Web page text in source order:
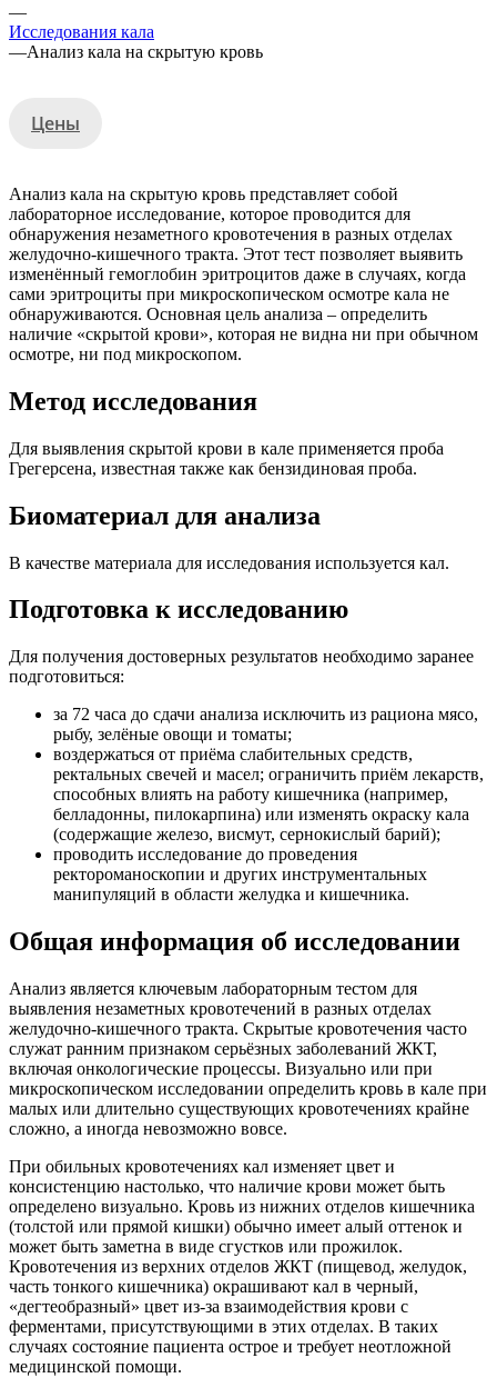
—
Исследования кала
—Анализ кала на скрытую кровь
Цены
Анализ кала на скрытую кровь представляет собой
лабораторное исследование, которое проводится для
обнаружения незаметного кровотечения в разных отделах
желудочно-кишечного тракта. Этот тест позволяет выявить
изменённый гемоглобин эритроцитов даже в случаях, когда
сами эритроциты при микроскопическом осмотре кала не
обнаруживаются. Основная цель анализа – определить
наличие «скрытой крови», которая не видна ни при обычном
осмотре, ни под микроскопом.
Метод исследования
Для выявления скрытой крови в кале применяется проба
Грегерсена, известная также как бензидиновая проба.
Биоматериал для анализа
В качестве материала для исследования используется кал.
Подготовка к исследованию
Для получения достоверных результатов необходимо заранее
подготовиться:
за 72 часа до сдачи анализа исключить из рациона мясо,
рыбу, зелёные овощи и томаты;
воздержаться от приёма слабительных средств,
ректальных свечей и масел; ограничить приём лекарств,
способных влиять на работу кишечника (например,
белладонны, пилокарпина) или изменять окраску кала
(содержащие железо, висмут, сернокислый барий);
проводить исследование до проведения
ректороманоскопии и других инструментальных
манипуляций в области желудка и кишечника.
Общая информация об исследовании
Анализ является ключевым лабораторным тестом для
выявления незаметных кровотечений в разных отделах
желудочно-кишечного тракта. Скрытые кровотечения часто
служат ранним признаком серьёзных заболеваний ЖКТ,
включая онкологические процессы. Визуально или при
микроскопическом исследовании определить кровь в кале при
малых или длительно существующих кровотечениях крайне
сложно, а иногда невозможно вовсе.
При обильных кровотечениях кал изменяет цвет и
консистенцию настолько, что наличие крови может быть
определено визуально. Кровь из нижних отделов кишечника
(толстой или прямой кишки) обычно имеет алый оттенок и
может быть заметна в виде сгустков или прожилок.
Кровотечения из верхних отделов ЖКТ (пищевод, желудок,
часть тонкого кишечника) окрашивают кал в черный,
«дегтеобразный» цвет из-за взаимодействия крови с
ферментами, присутствующими в этих отделах. В таких
случаях состояние пациента острое и требует неотложной
медицинской помощи.